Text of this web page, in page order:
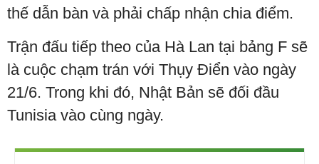
thế dẫn bàn và phải chấp nhận chia điểm.
Trận đấu tiếp theo của Hà Lan tại bảng F sẽ
là cuộc chạm trán với Thụy Điển vào ngày
21/6. Trong khi đó, Nhật Bản sẽ đối đầu
Tunisia vào cùng ngày.